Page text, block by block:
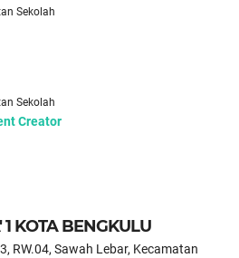
Sekolah
Sekolah
Creator
1 KOTA BENGKULU
RW.04, Sawah Lebar, Kecamatan